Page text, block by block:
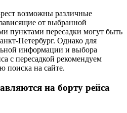
возможны различные
от выбранной
пунктами пересадки могут быть
Петербург. Однако для
информации и выбора
с пересадкой рекомендуем
поиска на сайте.
на борту рейса